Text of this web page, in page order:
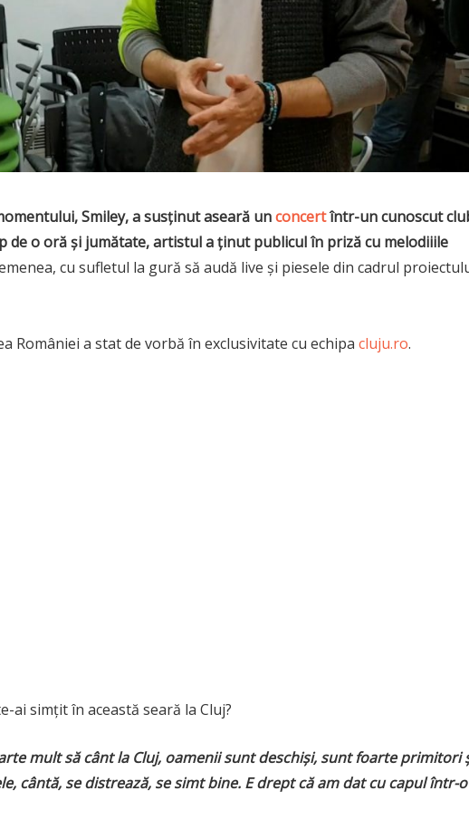
Smiley, a susținut aseară unconcertîntr-un cunoscut
de o oră și jumătate, artistul a ținut publicul în priză cu melodiiile
cu sufletul la gură să audă live şi piesele din cadrul
României a stat de vorbă în exclusivitate cu echipa cluju.ro.
ai simțit în această seară la Cluj?
mult să cânt la Cluj, oamenii sunt deschiși, sunt foarte primitori
cântă, se distrează, se simt bine. E drept că am dat cu capul într-o